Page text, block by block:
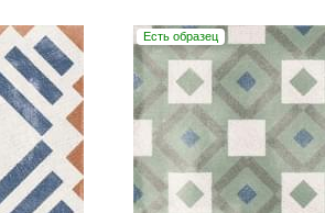
Есть образец